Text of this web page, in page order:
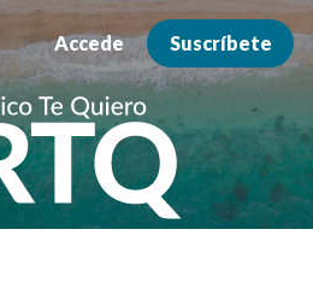
Accede Suscríbete